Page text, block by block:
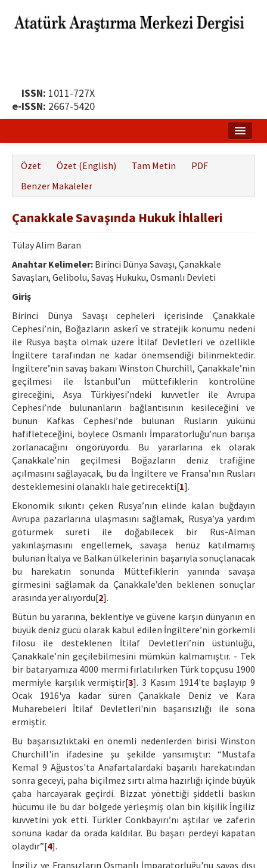
ISSN: 1011-727X
e-ISSN: 2667-5420
Yayın Politikası
Dergi Kurulları
Yayın İlkeleri
Etik İlkeler
Yazar Rehberi
Hakem Rehberi
İletişim
Özet Özet (English) Tam Metin
PDF
Benzer Makaleler
Çanakkale Savaşında Hukuk İhlalleri
Tülay Alim Baran
Anahtar Kelimeler: Birinci Dünya Savaşı, Çanakkale
Savaşları, Gelibolu, Savaş Hukuku, Osmanlı Devleti
Giriş
Birinci Dünya Savaşı cepheleri içerisinde Çanakkale
Cephesi’nin, Boğazların askerî ve stratejik konumu nedeni
ile Rusya başta olmak üzere İtilaf Devletleri ve özellikle
İngiltere tarafından ne kadar önemsendiği bilinmektedir.
İngiltere’nin savaş bakanı Winston Churchill, Çanakkale’nin
geçilmesi ile İstanbul’un müttefiklerin kontrolüne
gireceğini, Asya Türkiyesi’ndeki kuvvetler ile Avrupa
Cephesi’nde bulunanların bağlantısının kesileceğini ve
bunun Kafkas Cephesi’nde bulunan Rusların yükünü
hafifleteceğini, böylece Osmanlı İmparatorluğu’nun barışa
zorlanacağını öngörüyordu. Bu yararlarına ek olarak
Çanakkale’nin geçilmesi Boğazların deniz trafiğine
açılmasını sağlayacak, bu da İngiltere ve Fransa’nın Rusları
desteklemesini olanaklı hale getirecekti[1].
Ekonomik sıkıntı çeken Rusya’nın elinde kalan buğdayın
Avrupa pazarlarına ulaşmasını sağlamak, Rusya’ya yardım
götürmek sureti ile doğabilecek bir Rus-Alman
yakınlaşmasını engellemek, savaşa henüz katılmamış
bulunan İtalya ve Balkan ülkelerinin başarıyla sonuçlanacak
bu harekatın sonunda Müttefiklerin yanında savaşa
girmesini sağlamak da Çanakkale’den beklenen sonuçlar
arasında yer alıyordu[2].
Bütün bu yararına, beklentiye ve güvene karşın dünyanın en
büyük deniz gücü olarak kabul edilen İngiltere’nin görkemli
filosu ile desteklenen İtilaf Devletleri’nin üstünlüğü,
Çanakkale’nin geçilebilmesini mümkün kalmamıştır. - Tek
bir bataryamıza 4000 mermi fırlatılırken Türk topçusu 1900
mermiyle karşılık vermiştir[3]. 3 Kasım 1914'te başlayıp 9
Ocak 1916'ya kadar süren Çanakkale Deniz ve Kara
Muharebeleri İtilaf Devletleri'nin başarısızlığı ile sona
ermiştir.
Bu başarısızlıktaki en önemli nedenlerden birisi Winston
Churchill'in ifadesine şu şekilde yansımıştır: “Mustafa
Kemal 9 Ağustos'ta Anafartalardaki başarılı harekatından
sonra geceyi, paha biçilmez sırtı alma hazırlığı içinde büyük
çaba harcayarak geçirdi. Bizzat yönettiği şiddetli baskın
hücumu ile bu dar bölgede yerleşmiş olan bin kişilik İngiliz
kuvvetini yok etti. Türkler Conkbayırı’nı aştılar ve zaferin
sonuna kadar da orada kaldılar. Bu başarı perdeyi kapatan
olaydır”[4].
İngiliz ve Fransızların Osmanlı İmparatorluğu'nu savaş dışı